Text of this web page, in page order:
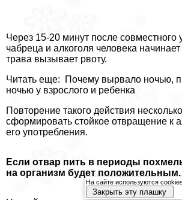
Через 15-20 минут после совместного
чабреца и алкоголя человека
трава вызывает рвоту.
Читать еще: Почему вырвало ночью,
ночью у взрослого и ребенка
Повторение такого действия
сформировать стойкое отвращение к
его употрeбления.
Если отвар пить в периоды
на организм будет положительным.
На сайте используются cookies
Закрыть эту плашку